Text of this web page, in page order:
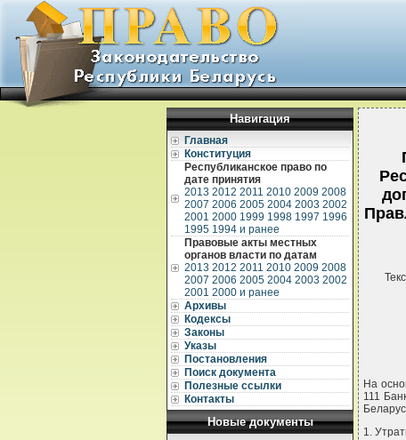
Навигация
Главная
Конституция
Республиканское право по
дате принятия
2013 2012 2011 2010 2009 2008
2007 2006 2005 2004 2003 2002
2001 2000 1999 1998 1997 1996
1995 1994 и ранее
Правовые акты местных
органов власти по датам
2013 2012 2011 2010 2009 2008
2007 2006 2005 2004 2003 2002
2001 2000 и ранее
Архивы
Кодексы
Законы
Указы
Постановления
Поиск документа
Полезные ссылки
Контакты
Новые документы
На
111
1.